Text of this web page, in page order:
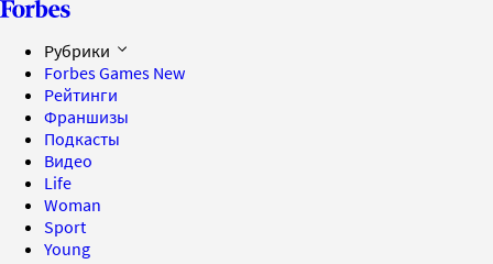
Рубрики
Forbes Games New
Рейтинги
Франшизы
Подкасты
Видео
Life
Woman
Sport
Young